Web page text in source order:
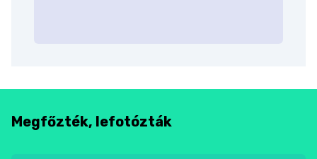
Megfőzték, lefotózták